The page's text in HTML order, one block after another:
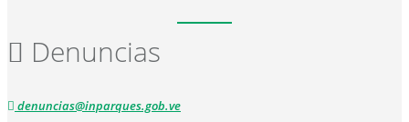
Denuncias
denuncias@inparques.gob.ve